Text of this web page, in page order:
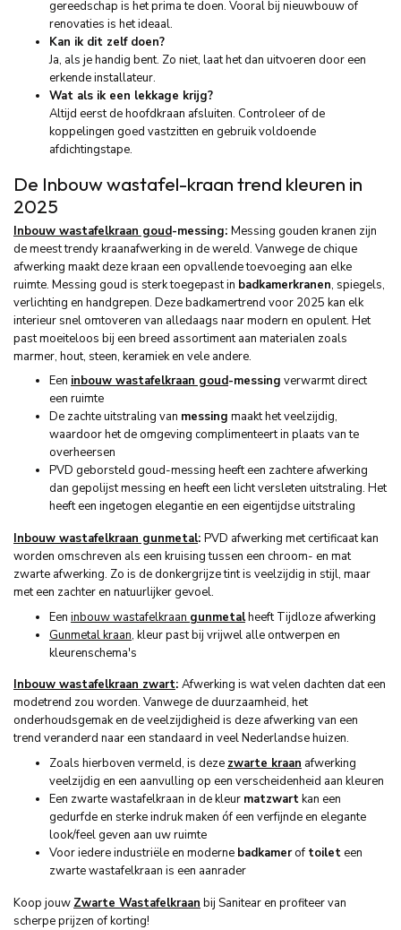
gereedschap is het prima te doen. Vooral bij nieuwbouw of
renovaties is het ideaal.
Kan ik dit zelf doen?
Ja, als je handig bent. Zo niet, laat het dan uitvoeren door een
erkende installateur.
Wat als ik een lekkage krijg?
Altijd eerst de hoofdkraan afsluiten. Controleer of de
koppelingen goed vastzitten en gebruik voldoende
afdichtingstape.
De Inbouw wastafel-kraan trend kleuren in
2025
Inbouw wastafelkraan goud-messing: Messing gouden kranen zijn
de meest trendy kraanafwerking in de wereld. Vanwege de chique
afwerking maakt deze kraan een opvallende toevoeging aan elke
ruimte. Messing goud is sterk toegepast in badkamerkranen, spiegels,
verlichting en handgrepen. Deze badkamertrend voor 2025 kan elk
interieur snel omtoveren van alledaags naar modern en opulent. Het
past moeiteloos bij een breed assortiment aan materialen zoals
marmer, hout, steen, keramiek en vele andere.
Een inbouw wastafelkraan goud-messing verwarmt direct
een ruimte
De zachte uitstraling van messing maakt het veelzijdig,
waardoor het de omgeving complimenteert in plaats van te
overheersen
PVD geborsteld goud-messing heeft een zachtere afwerking
dan gepolijst messing en heeft een licht versleten uitstraling. Het
heeft een ingetogen elegantie en een eigentijdse uitstraling
Inbouw wastafelkraan gunmetal: PVD afwerking met certificaat kan
worden omschreven als een kruising tussen een chroom- en mat
zwarte afwerking. Zo is de donkergrijze tint is veelzijdig in stijl, maar
met een zachter en natuurlijker gevoel.
Een inbouw wastafelkraan gunmetalheeft Tijdloze afwerking
Gunmetal kraan, kleur past bij vrijwel alle ontwerpen en
kleurenschema's
Inbouw wastafelkraan zwart: Afwerking is wat velen dachten dat een
modetrend zou worden. Vanwege de duurzaamheid, het
onderhoudsgemak en de veelzijdigheid is deze afwerking van een
trend veranderd naar een standaard in veel Nederlandse huizen.
Zoals hierboven vermeld, is deze zwarte kraan afwerking
veelzijdig en een aanvulling op een verscheidenheid aan kleuren
Een zwarte wastafelkraan in de kleur matzwartkan een
gedurfde en sterke indruk maken óf een verfijnde en elegante
look/feel geven aan uw ruimte
Voor iedere industriële en moderne badkamerof toileteen
zwarte wastafelkraan is een aanrader
Koop jouw Zwarte Wastafelkraan bij Sanitear en profiteer van
scherpe prijzen of korting!